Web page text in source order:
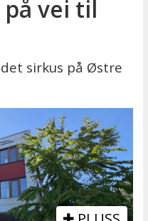
vei til
sirkus på Østre